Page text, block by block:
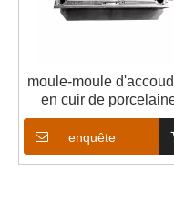
moule-moule
en cuir de
enquête